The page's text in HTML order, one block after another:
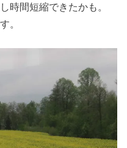
時間短縮できたかも。
。